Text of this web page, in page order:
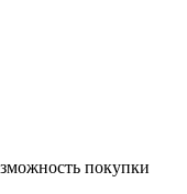
покупки